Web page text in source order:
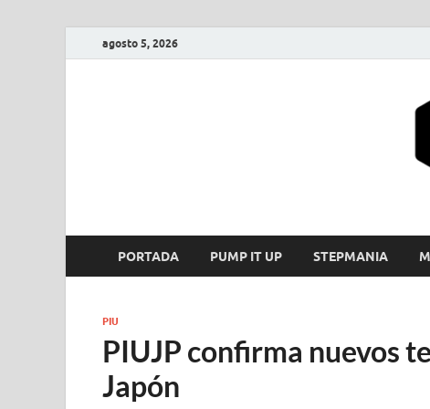
agosto 5, 2026
FIRE GAME
PORTADA PUMP IT UP STEPMANIA
PIU
PIUJP confirma nuevos
Japón